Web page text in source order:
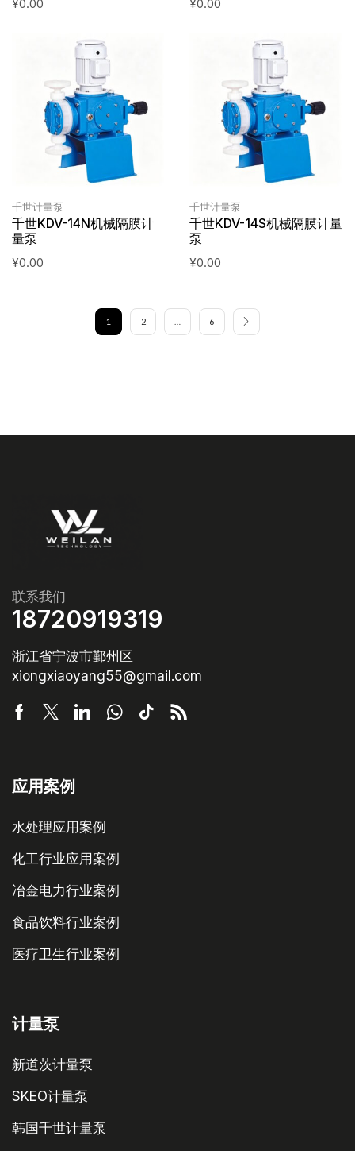
¥0.00 ¥0.00
千世计量泵
千世KDV-14N机械隔膜计
量泵
¥0.00
千世计量泵
千世KDV-14S机械隔膜计量
泵
¥0.00
1 2 6
联系我们
18720919319
浙江省宁波市鄞州区
xiongxiaoyang55@gmail.com
应用案例
水处理应用案例
化工行业应用案例
冶金电力行业案例
食品饮料行业案例
医疗卫生行业案例
计量泵
新道茨计量泵
SKEO计量泵
韩国千世计量泵